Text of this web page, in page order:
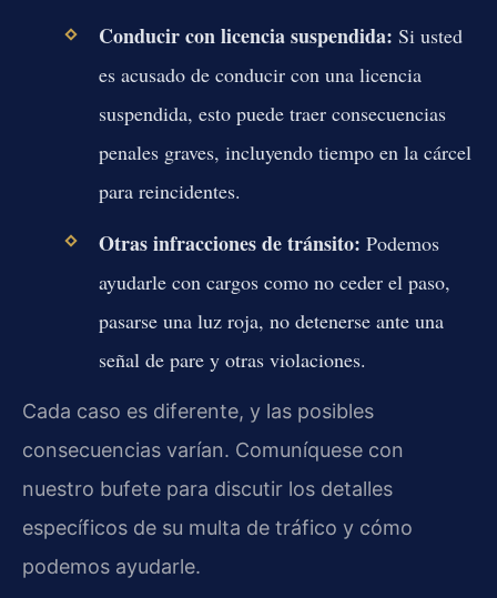
Conducir con licencia suspendida: Si usted
es acusado de conducir con una licencia
suspendida, esto puede traer consecuencias
penales graves, incluyendo tiempo en la cárcel
para reincidentes.
Otras infracciones de tránsito: Podemos
ayudarle con cargos como no ceder el paso,
pasarse una luz roja, no detenerse ante una
señal de pare y otras violaciones.
Cada caso es diferente, y las posibles
consecuencias varían. Comuníquese con
nuestro bufete para discutir los detalles
específicos de su multa de tráfico y cómo
podemos ayudarle.